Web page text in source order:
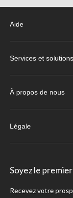
Aide
Services et solutions
À propos de nous
Légale
Soyez le
Recevez votre